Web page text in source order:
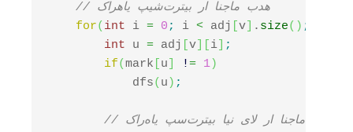
// کارهای پیش‌ترتیب را انجام بده
for( int i = 0 ; i < adj v . size( ) ;
int u = adj v i
;
if(mark u != 1)
            dfs
( u ) ;
// کار‌های پس‌ترتیب این یال را انجام بده